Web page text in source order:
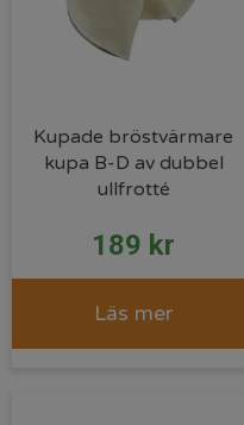
Kupade bröstvärmare
kupa B-D av dubbel
ullfrotté
189 kr
Läs mer